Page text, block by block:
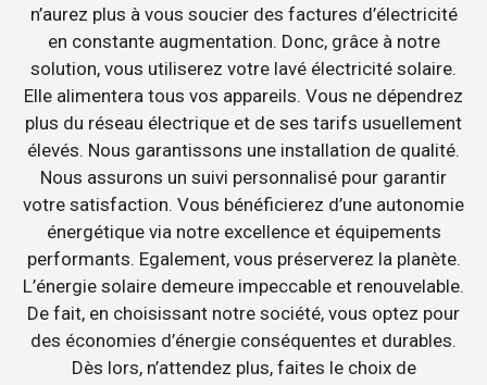
n’aurez plus à vous soucier des factures d’électricité
en constante augmentation. Donc, grâce à notre
solution, vous utiliserez votre lavé électricité solaire.
Elle alimentera tous vos appareils. Vous ne dépendrez
plus du réseau électrique et de ses tarifs usuellement
élevés. Nous garantissons une installation de qualité.
Nous assurons un suivi personnalisé pour garantir
votre satisfaction. Vous bénéficierez d’une autonomie
énergétique via notre excellence et équipements
performants. Egalement, vous préserverez la planète.
L’énergie solaire demeure impeccable et renouvelable.
De fait, en choisissant notre société, vous optez pour
des économies d’énergie conséquentes et durables.
Dès lors, n’attendez plus, faites le choix de